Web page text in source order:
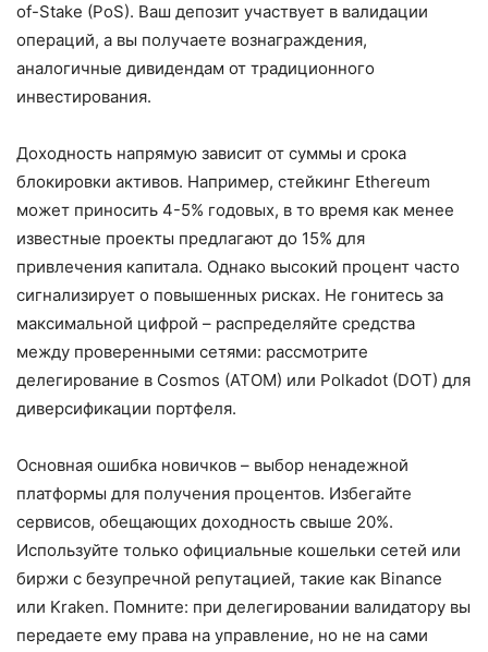
of-Stake (PoS). Ваш депозит участвует в валидации
операций, а вы получаете вознаграждения,
аналогичные дивидендам от традиционного
инвестирования.
Доходность напрямую зависит от суммы и срока
блокировки активов. Например, стейкинг Ethereum
может приносить 4-5% годовых, в то время как менее
известные проекты предлагают до 15% для
привлечения капитала. Однако высокий процент часто
сигнализирует о повышенных рисках. Не гонитесь за
максимальной цифрой – распределяйте средства
между проверенными сетями: рассмотрите
делегирование в Cosmos (ATOM) или Polkadot (DOT) для
диверсификации портфеля.
Основная ошибка новичков – выбор ненадежной
платформы для получения процентов. Избегайте
сервисов, обещающих доходность свыше 20%.
Используйте только официальные кошельки сетей или
биржи с безупречной репутацией, такие как Binance
или Kraken. Помните: при делегировании валидатору вы
передаете ему права на управление, но не на сами